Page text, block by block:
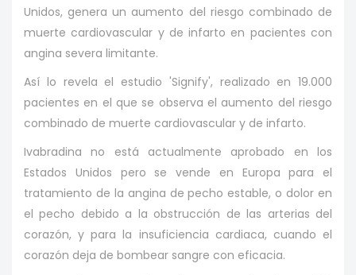
Unidos, genera un aumento del riesgo combinado de
muerte cardiovascular y de infarto en pacientes con
angina severa limitante.
Así lo revela el estudio 'Signify', realizado en 19.000
pacientes en el que se observa el aumento del riesgo
combinado de muerte cardiovascular y de infarto.
Ivabradina no está actualmente aprobado en los
Estados Unidos pero se vende en Europa para el
tratamiento de la angina de pecho estable, o dolor en
el pecho debido a la obstrucción de las arterias del
corazón, y para la insuficiencia cardiaca, cuando el
corazón deja de bombear sangre con eficacia.